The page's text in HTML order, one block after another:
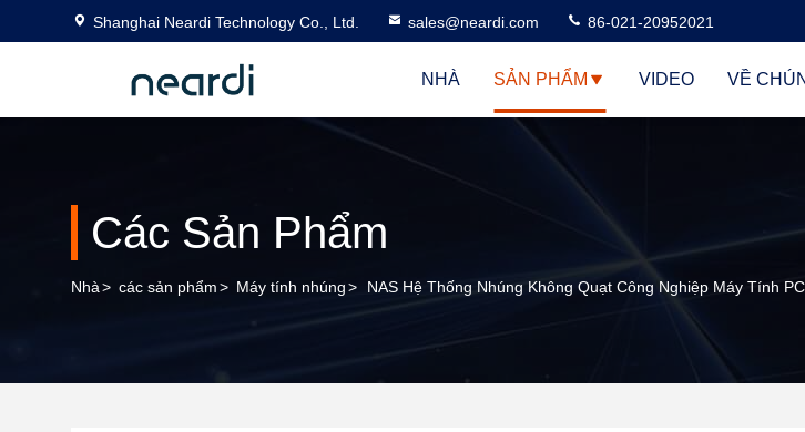
Shanghai Neardi Technology Co., Ltd. sales@neardi.com 86-021-20952021
NHÀ SẢN PHẨM VIDEO VỀ
Các Sản Phẩm
Nhà> các sản phẩm> Máy tính nhúng> NAS Hệ Thống Nhúng Không Quạt Công Nghiệp Máy Tính